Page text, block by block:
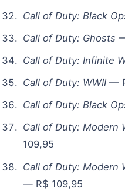
Call of Duty: Black
Call of Duty: Ghosts
Call of Duty: Infinite
Call of Duty: WWII—
Call of Duty: Black
Call of Duty: Modern
109,95
Call of Duty: Modern
— R$ 109,95